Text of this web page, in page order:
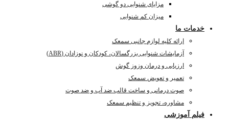
مزایای شنوایی دو گوشی
میزان کم شنوایی
خدمات ما
ارائه کلیه لوازم جانبی سمعک
آزمایشات شنوایی بزرگسالان، کودکان و نوزادان (ABR)
ارزیابی و درمان وزوز گوش
تعمیر و تعویض سمعک
صوت درمانی و ساخت قالب ضد آب و ضد صوت
مشاوره، تجویز و تنظیم سمعک
فیلم آموزشی